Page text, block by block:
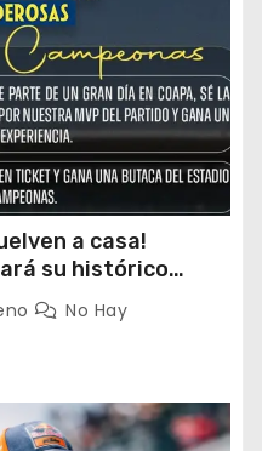
a casa!
su histórico
fiesta ante Cruz
No Hay